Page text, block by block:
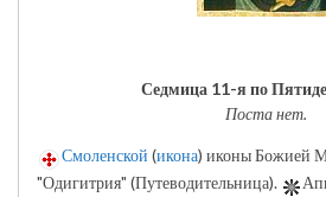
Седмица 11-я по
Поста нет.
Смоленской (икона) иконы Божией
"Одигитрия" (Путеводительница).